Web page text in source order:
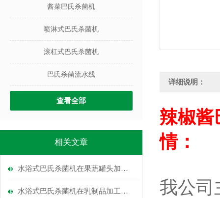
酱菜巴氏杀菌机
喷淋式巴氏杀菌机
滚杠式巴氏杀菌机
巴氏杀菌流水线
查看全部
相关文章
水浴式巴氏杀菌机在果蔬罐头加工中的关键作用
水浴式巴氏杀菌机在乳制品加工中的应用
详细说明：
辣椒酱
情：
我公司